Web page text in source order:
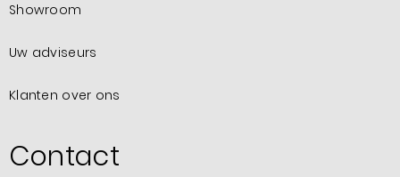
Showroom
Uw adviseurs
Klanten over ons
Contact